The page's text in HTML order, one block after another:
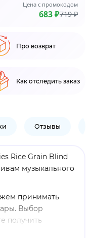
Цена с промокодом
683 ₽719 ₽
Про возврат
Как отследить заказ
Отзывы
Rice Grain Blind
музыкального
принимать
Выбор
получить